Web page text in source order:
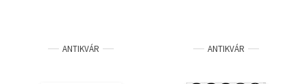
ANTIKVÁR ANTIKVÁR